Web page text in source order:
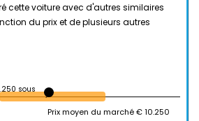
cette voiture avec d'autres similaires
du prix et de plusieurs autres
sous
Prix moyen du marché € 10.250